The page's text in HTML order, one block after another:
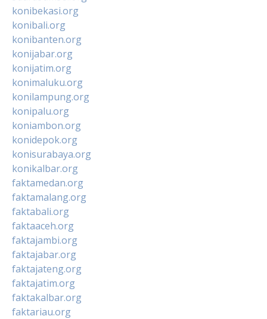
konibekasi.org
konibali.org
konibanten.org
konijabar.org
konijatim.org
konimaluku.org
konilampung.org
konipalu.org
koniambon.org
konidepok.org
konisurabaya.org
konikalbar.org
faktamedan.org
faktamalang.org
faktabali.org
faktaaceh.org
faktajambi.org
faktajabar.org
faktajateng.org
faktajatim.org
faktakalbar.org
faktariau.org